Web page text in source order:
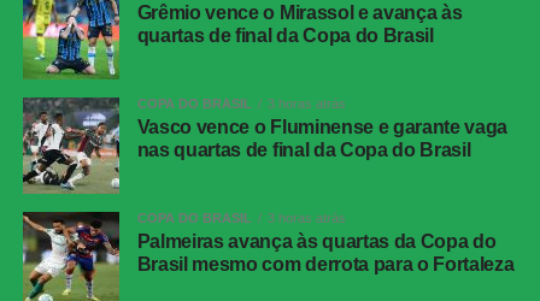
Grêmio vence o Mirassol e avança às
quartas de final da Copa do Brasil
COPA DO BRASIL 3 horas atrás
Vasco vence o Fluminense e garante vaga
nas quartas de final da Copa do Brasil
COPA DO BRASIL 3 horas atrás
Palmeiras avança às quartas da Copa do
Brasil mesmo com derrota para o Fortaleza